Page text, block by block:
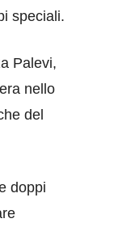
speciali.
Palevi,
nello
del
doppi